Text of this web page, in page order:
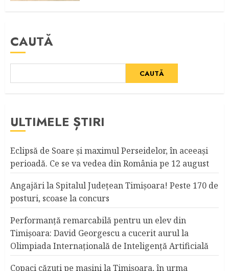
CAUTĂ
CAUTĂ
ULTIMELE ȘTIRI
Eclipsă de Soare și maximul Perseidelor, în aceeași
perioadă. Ce se va vedea din România pe 12 august
Angajări la Spitalul Judeţean Timişoara! Peste 170 de
posturi, scoase la concurs
Performanță remarcabilă pentru un elev din
Timișoara: David Georgescu a cucerit aurul la
Olimpiada Internațională de Inteligență Artificială
Copaci căzuţi pe maşini la Timişoara, în urma